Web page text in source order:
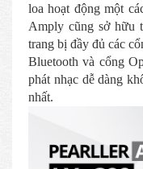
loa hoạt động một
Amply cũng sở hữu
trang bị đầy đủ các
Bluetooth và cổng
phát nhạc dễ dàng
nhất.